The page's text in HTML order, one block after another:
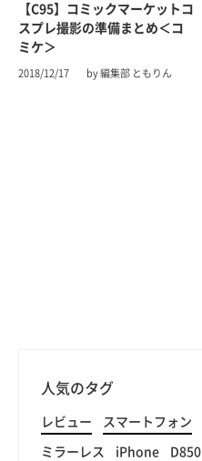
【C95】コミックマーケットコ
スプレ撮影の準備まとめ＜コ
ミケ＞
2018/12/17 by 編集部 ともりん
人気のタグ
レビュー スマートフォン
ミラーレス iPhone D850